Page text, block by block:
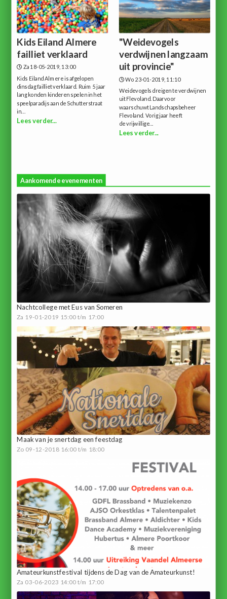
Kids Eiland Almere
failliet verklaard
Za 18-05-2019, 13:00
Kids Eiland Almere is afgelopen
dinsdag failliet verklaard. Ruim 5 jaar
lang konden kinderen spelen in het
speelparadijs aan de Schutterstraat
in...
Lees verder...
"Weidevogels
verdwijnen langzaam
uit provincie"
Wo 23-01-2019, 11:10
Weidevogels dreigen te verdwijnen
uit Flevoland. Daarvoor
waarschuwt Landschapsbeheer
Flevoland. Vorig jaar heeft
de vrijwillige...
Lees verder...
Aankomende evenementen
Nachtcollege met Eus van Someren
Za 19-01-2019 15:00 t/m 17:00
Maak van je snertdag een feestdag
Zo 09-12-2018 16:00 t/m 18:00
Amateurkunstfestival tijdens de Dag van de Amateurkunst!
Za 03-06-2023 14:00 t/m 17:00